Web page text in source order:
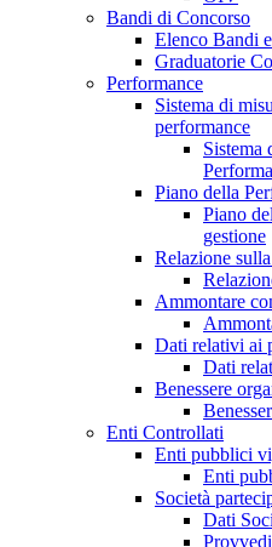
Bandi di Concorso
Elenco Bandi
Graduatorie
Performance
Sistema di
performance
Sistema
Piano della
Piano
gestione
Relazione
Ammontare
Dati relativi ai
Dati
Benessere
Enti Controllati
Enti pubblici
Enti
Società
Dati